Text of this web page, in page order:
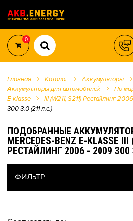
0
Главная Каталог
Аккумуляторы
Аккумуляторы для автомобилей
По
E-klasse
III (W211, S211) Рестайлинг
300 3.0 (211 л.с.)
ПОДОБРАННЫЕ
MERCEDES-BENZ E-KLASSE
РЕСТАЙЛИНГ 2006 - 2009 300
ФИЛЬТР